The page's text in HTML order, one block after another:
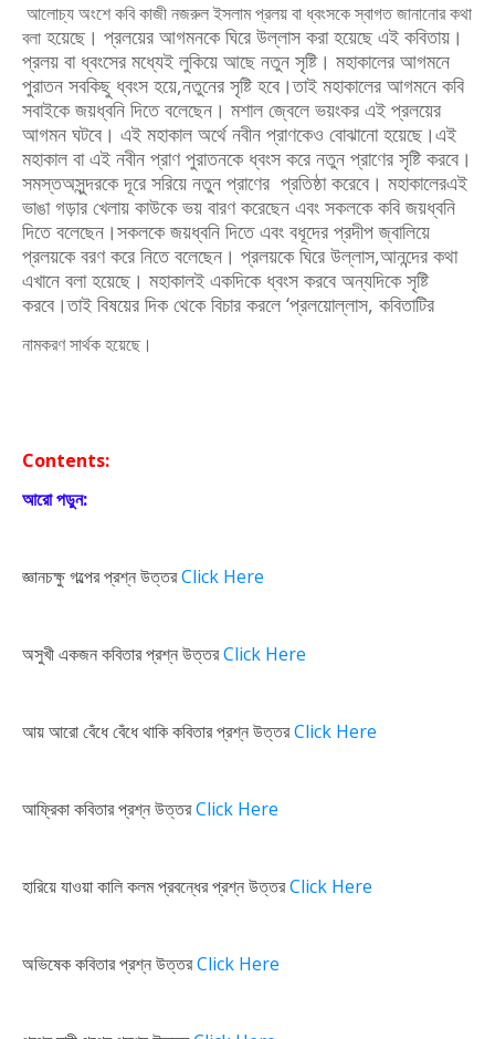
আলোচ্য অংশে কবি কাজী নজরুল ইসলাম প্রলয় বা ধ্বংসকে স্বাগত জানানোর কথা
বলা হয়েছে। প্রলয়ের আগমনকে ঘিরে উল্লাস করা হয়েছে এই কবিতায়।
প্রলয় বা ধ্বংসের মধ্যেই লুকিয়ে আছে নতুন সৃষ্টি। মহাকালের আগমনে
পুরাতন সবকিছু ধ্বংস হয়ে,নতুনের সৃষ্টি হবে।তাই মহাকালের আগমনে কবি
সবাইকে জয়ধ্বনি দিতে বলেছেন। মশাল জ্বেলে ভয়ংকর এই প্রলয়ের
আগমন ঘটবে। এই মহাকাল অর্থে নবীন প্রাণকেও বোঝানো হয়েছে।এই
মহাকাল বা এই নবীন প্রাণ পুরাতনকে ধ্বংস করে নতুন প্রাণের সৃষ্টি করবে।
সমস্তঅসুন্দরকে দূরে সরিয়ে নতুন প্রাণের প্রতিষ্ঠা করেবে। মহাকালেরএই
ভাঙা গড়ার খেলায় কাউকে ভয় বারণ করেছেন এবং সকলকে কবি জয়ধ্বনি
দিতে বলেছেন।সকলকেজয়ধ্বনি দিতে এবং বধূদের প্রদীপ জ্বালিয়ে
প্রলয়কে বরণ করে নিতে বলেছেন। প্রলয়কেঘিরে উল্লাস,আনন্দের কথা
এখানে বলা হয়েছে। মহাকালই একদিকে ধ্বংস করবে অন্যদিকে সৃষ্টি
করবে।তাই বিষয়ের দিক থেকে বিচার করলে ‘প্রলয়োল্লাস, কবিতাটির
নামকরণ সার্থক হয়েছে।
Contents:
আরো পড়ুন:
জ্ঞানচক্ষু গল্পের প্রশ্ন উত্তরClick Here
অসুখী একজন কবিতার প্রশ্ন উত্তরClick Here
আয় আরো বেঁধে বেঁধে থাকি কবিতার প্রশ্ন উত্তরClick Here
আফ্রিকা কবিতার প্রশ্ন উত্তরClick Here
হারিয়ে যাওয়া কালি কলম প্রবন্ধের প্রশ্ন উত্তরClick Here
অভিষেক কবিতার প্রশ্ন উত্তরClick Here